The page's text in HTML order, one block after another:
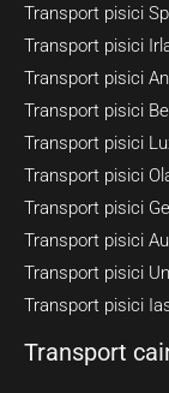
Transport pisici
Transport pisici
Transport pisici
Transport pisici
Transport pisici
Transport pisici
Transport pisici
Transport pisici
Transport pisici
Transport pisici
Transport